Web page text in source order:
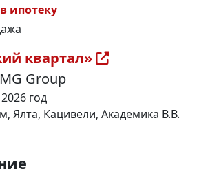
ипотеку
квартал»
Group
год
Ялта, Кацивели, Академика В.В.